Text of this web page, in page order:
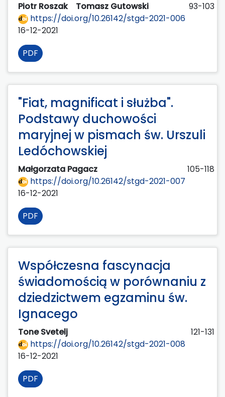
Piotr Roszak Tomasz Gutowski
93-103
https://doi.org/10.26142/stgd-2021-006
16-12-2021
PDF
"Fiat, magnificat i służba".
Podstawy duchowości
maryjnej w pismach św. Urszuli
Ledóchowskiej
Małgorzata Pagacz
105-118
https://doi.org/10.26142/stgd-2021-007
16-12-2021
PDF
Współczesna fascynacja
świadomością w porównaniu z
dziedzictwem egzaminu św.
Ignacego
Tone Svetelj
121-131
https://doi.org/10.26142/stgd-2021-008
16-12-2021
PDF